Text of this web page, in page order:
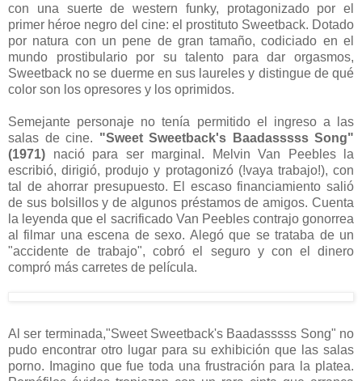
con una suerte de western funky, protagonizado por el
primer héroe negro del cine: el prostituto Sweetback. Dotado
por natura con un pene de gran tamaño, codiciado en el
mundo prostibulario por su talento para dar orgasmos,
Sweetback no se duerme en sus laureles y distingue de qué
color son los opresores y los oprimidos.
Semejante personaje no tenía permitido el ingreso a las
salas de cine. "Sweet Sweetback's Baadasssss Song"
(1971) nació para ser marginal. Melvin Van Peebles la
escribió, dirigió, produjo y protagonizó (!vaya trabajo!), con
tal de ahorrar presupuesto. El escaso financiamiento salió
de sus bolsillos y de algunos préstamos de amigos. Cuenta
la leyenda que el sacrificado Van Peebles contrajo gonorrea
al filmar una escena de sexo. Alegó que se trataba de un
"accidente de trabajo", cobró el seguro y con el dinero
compró más carretes de película.
Al ser terminada,"Sweet Sweetback's Baadasssss Song" no
pudo encontrar otro lugar para su exhibición que las salas
porno. Imagino que fue toda una frustración para la platea.